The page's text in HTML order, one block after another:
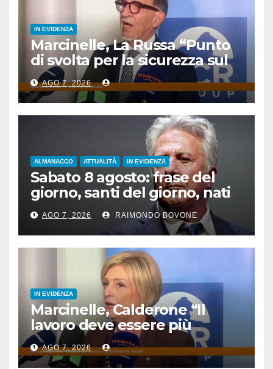
IN EVIDENZA
Marcinelle, La Russa “Punto
di svolta per la sicurezza sul
lavoro”
AGO 7, 2026
ALMANACCO ATTUALITÀ IN EVIDENZA
Sabato 8 agosto: frase del
giorno, santi del giorno, nati
famosi, accadde oggi
AGO 7, 2026 RAIMONDO BOVONE
IN EVIDENZA
Marcinelle, Calderone “Il
lavoro deve essere più
sicuro”
AGO 7, 2026